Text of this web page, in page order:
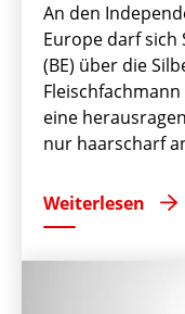
An den
Europe darf sich
(BE) über die
Fleischfachmann
eine
nur haarscharf
Weiterlesen